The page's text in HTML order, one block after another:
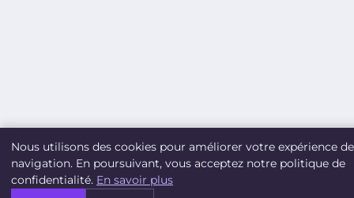
Nous utilisons des cookies pour améliorer votre expérience de
navigation. En poursuivant, vous acceptez notre politique de
confidentialité. En savoir plus